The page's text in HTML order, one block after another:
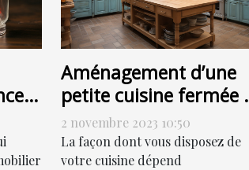
Aménagement d’une
petite cuisine fermée :
comment s’y prendre ?
2 novembre 2023 10:50
La façon dont vous disposez de
votre cuisine dépend